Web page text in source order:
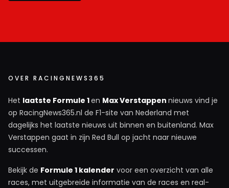
OVER RACINGNEWS365
Het laatste Formule 1en Max Verstappen nieuws vind je
op RacingNews365.nl de F1-site van Nederland met
dagelijks het laatste nieuws uit binnen en buitenland. Max
Verstappen gaat in zijn Red Bull op jacht naar nieuwe
successen.
Bekijk de Formule 1 kalender voor een overzicht van alle
races, met uitgebreide informatie van de races en real-